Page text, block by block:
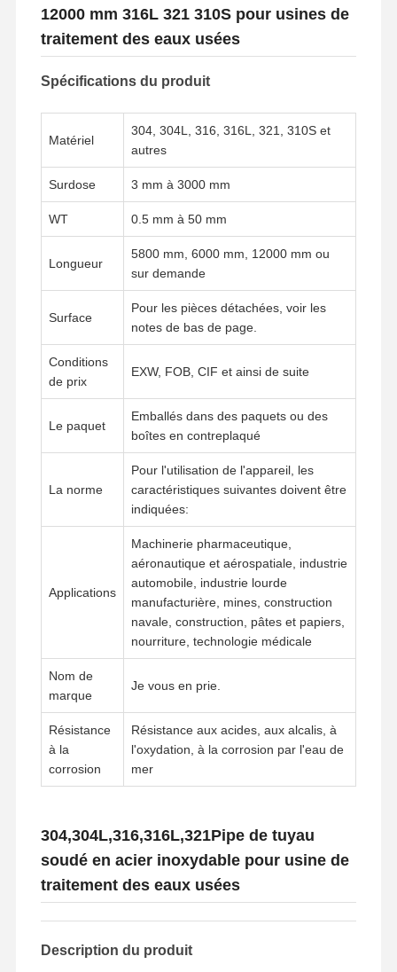
Contrôle De
Contact Nouvelles
Tous Les Cas
Garnitures de tuyau forgées d'acier inoxydable
Brides d'acier inoxydable
soupape en acier inoxydable
12000 mm 316L 321 310S pour usines de
traitement des eaux usées
Spécifications du produit
Matériel
304, 304L, 316, 316L, 321, 310S et
autres
Surdose 3 mm à 3000 mm
WT 0.5 mm à 50 mm
Longueur
5800 mm, 6000 mm, 12000 mm ou
sur demande
Surface
Pour les pièces détachées, voir les
notes de bas de page.
Conditions
de prix
EXW, FOB, CIF et ainsi de suite
Le paquet
Emballés dans des paquets ou des
boîtes en contreplaqué
La norme
Pour l'utilisation de l'appareil, les
caractéristiques suivantes doivent être
indiquées:
Applications
Machinerie pharmaceutique,
aéronautique et aérospatiale, industrie
automobile, industrie lourde
manufacturière, mines, construction
navale, construction, pâtes et papiers,
nourriture, technologie médicale
Nom de
marque
Je vous en prie.
Résistance
à la
corrosion
Résistance aux acides, aux alcalis, à
l'oxydation, à la corrosion par l'eau de
mer
304,304L,316,316L,321Pipe de tuyau
soudé en acier inoxydable pour usine de
traitement des eaux usées
Description du produit